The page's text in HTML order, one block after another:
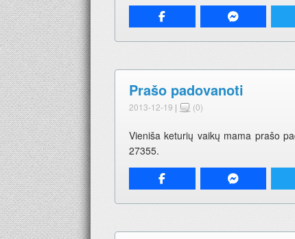
Prašo padovanoti
2013-12-19 | (0)
Vieniša keturių vaikų mama prašo
27355.